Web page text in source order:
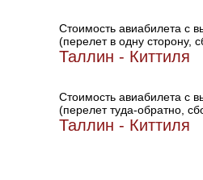
Стоимость авиабилета с
(перелет в одну сторону,
Таллин - Киттиля
Стоимость авиабилета с
(перелет туда-обратно,
Таллин - Киттиля